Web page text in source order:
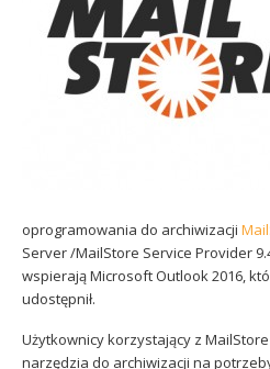
oprogramowania do archiwizacji
Server /MailStore Service Provider
wspierają Microsoft Outlook 2016,
udostępnił.
Użytkownicy korzystający z
narzędzia do archiwizacji na